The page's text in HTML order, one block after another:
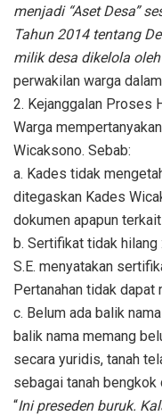
menjadi “Aset Desa”
Tahun 2014 tentang
milik desa dikelola
perwakilan warga
2. Kejanggalan Proses
Warga
Wicaksono. Sebab:
a. Kades tidak
ditegaskan Kades
dokumen apapun
b. Sertifikat tidak hilang
S.E. menyatakan
Pertanahan tidak
c. Belum ada balik
balik nama memang
secara yuridis, tanah
sebagai tanah bengkok
“Ini preseden buruk.